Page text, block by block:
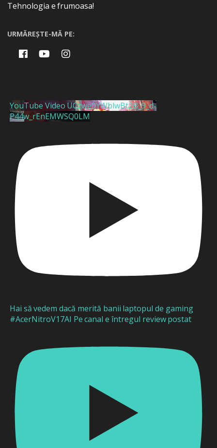
Tehnologia e frumoasa!
URMĂREȘTE-MĂ PE:
YouTube Video UCzwe0YWblwBt2B_9_d-
P44w_rEnEMWSQ0LM
Hai să vedem dacă merită banii laptopul de gaming
#AcerNitroV17AI Pe canal e întregul review postat